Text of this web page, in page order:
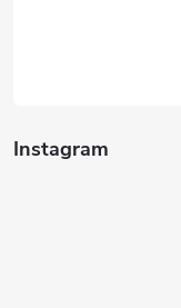
Instagram